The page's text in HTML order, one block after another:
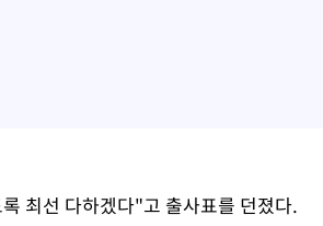
최선 다하겠다"고 출사표를 던졌다.